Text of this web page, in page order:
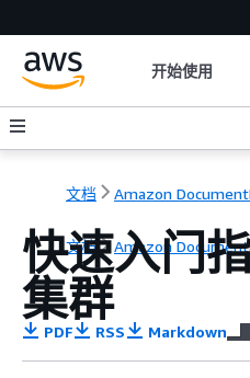
开始使用
文档 Amazon
文档 Amazon
快速入门
集群
PDF RSS Markdown